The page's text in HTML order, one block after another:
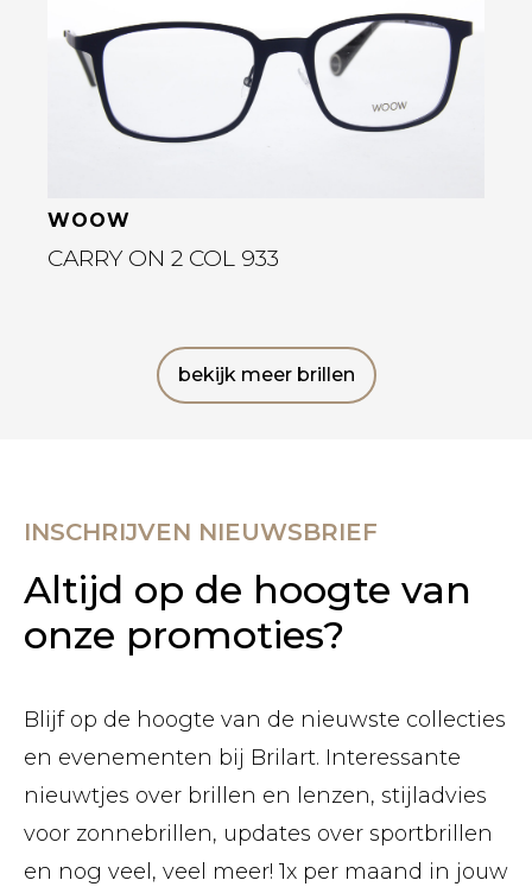
WOOW
CARRY ON 2 COL 933
bekijk meer brillen
INSCHRIJVEN NIEUWSBRIEF
Altijd op de hoogte van
onze promoties?
Blijf op de hoogte van de nieuwste collecties
en evenementen bij Brilart. Interessante
nieuwtjes over brillen en lenzen, stijladvies
voor zonnebrillen, updates over sportbrillen
en nog veel, veel meer! 1x per maand in jouw